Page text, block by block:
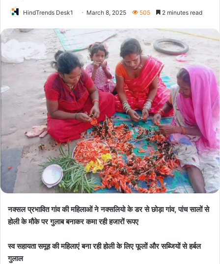
HindTrends Desk1 March 8, 2025 505 2 minutes read
नक्सल प्रभावित गांव की महिलाओं ने नक्सलियो के डर से छोड़ा गांव, पांच सालों से
होली के मौके पर गुलाब बनाकर कमा रही हजारों रूपए
स्व सहायता समूह की महिलाएं बना रही होली के लिए फूलों और सब्जियों से हर्बल
गुलाल